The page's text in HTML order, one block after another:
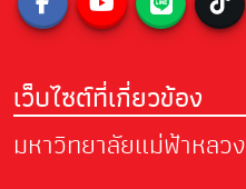
เว็บไซต์ที่เกี่ยวข้อง
มหาวิทยาลัยแม่ฟ้าหลวง